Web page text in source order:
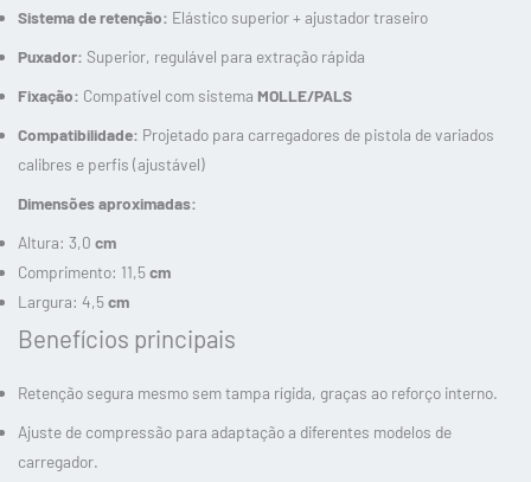
Sistema de retenção: Elástico superior + ajustador traseiro
Puxador: Superior, regulável para extração rápida
Fixação: Compatível com sistema MOLLE/PALS
Compatibilidade: Projetado para carregadores de pistola de variados
calibres e perfis (ajustável)
Dimensões aproximadas:
Altura: 3,0 cm
Comprimento: 11,5cm
Largura: 4,5cm
Benefícios principais
Retenção segura mesmo sem tampa rígida, graças ao reforço interno.
Ajuste de compressão para adaptação a diferentes modelos de
carregador.